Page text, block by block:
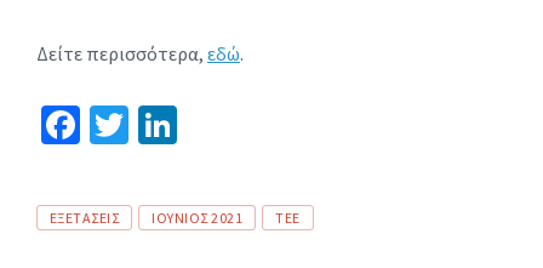
Δείτε περισσότερα, εδώ.
Fa
b
o
T
tt
er
ke
dI
Tags
ΕΞΕΤΑΣΕΙΣ ΙΟΥΝΙΟΣ 2021 ΤΕΕ